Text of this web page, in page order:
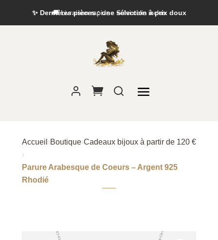
✨ Dernières pièces : une sélection à prix doux
Accueil ›Boutique›Cadeaux bijoux à partir de 120 €
›
Parure Arabesque de Coeurs – Argent 925
Rhodié